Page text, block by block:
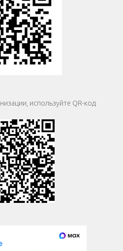
используйте QR-код